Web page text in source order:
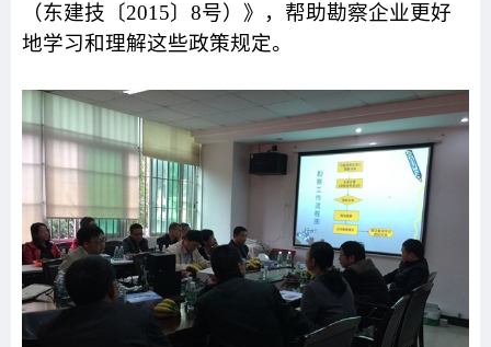
（东建技〔2015〕 8号）》，帮助勘察企业更好
地学习和理解这些政策规定。